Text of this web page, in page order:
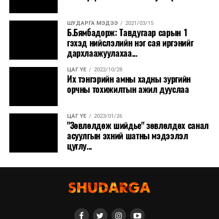
ШУДАРГА МЭДЭЭ 2021/03/15
Б.Бямбадорж: Тавдугаар сарын 1
гэхэд нийслэлийн нэг сая иргэнийг
дархлаажуулахаа...
ЦАГ ҮЕ 2022/10/28
Их тэнгэрийн амны хадны зургийн
орчны тохижилтын ажил дууслаа
ЦАГ ҮЕ 2023/01/26
"Зөвлөлдөж шийдье" зөвлөлдөх санал
асуулгын эхний шатны мэдээлэл
цуглу...